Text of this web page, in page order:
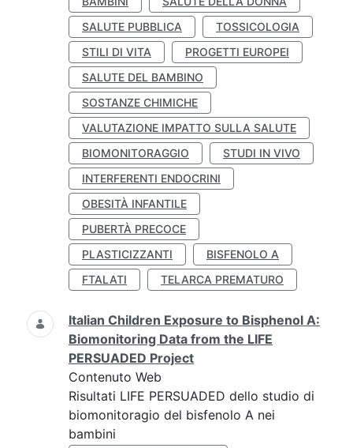
SALUTE PUBBLICA
TOSSICOLOGIA
STILI DI VITA
PROGETTI EUROPEI
SALUTE DEL BAMBINO
SOSTANZE CHIMICHE
VALUTAZIONE IMPATTO SULLA SALUTE
BIOMONITORAGGIO
STUDI IN VIVO
INTERFERENTI ENDOCRINI
OBESITÀ INFANTILE
PUBERTÀ PRECOCE
PLASTICIZZANTI
BISFENOLO A
FTALATI
TELARCA PREMATURO
Italian Children Exposure to Bisphenol A:
Biomonitoring Data from the LIFE
PERSUADED Project
Contenuto Web
Risultati LIFE PERSUADED dello studio di
biomonitoragio del bisfenolo A nei
bambini